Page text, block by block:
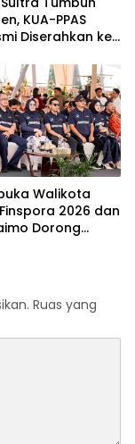
KUA-PPAS
Diserahkan ke
Walikota
2026 dan
Dorong
Ruas yang